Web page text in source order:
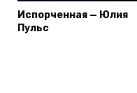
Испорченная — Юлия
Пульс